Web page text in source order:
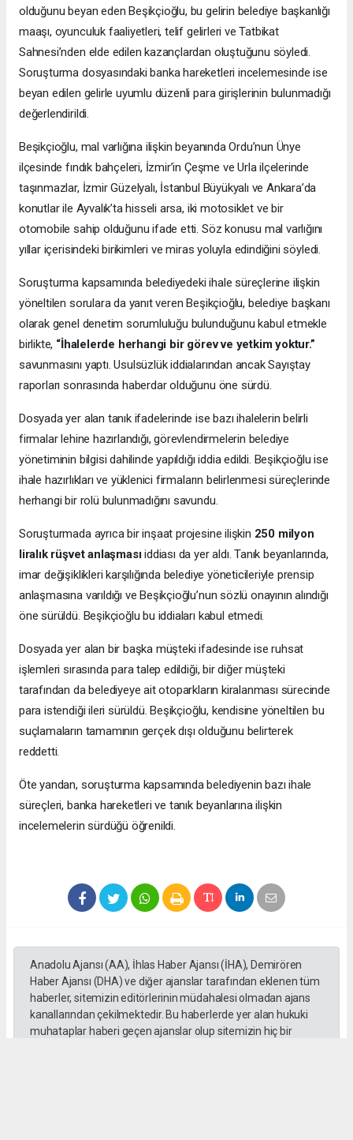
olduğunu beyan eden Beşikçioğlu, bu gelirin belediye başkanlığı
maaşı, oyunculuk faaliyetleri, telif gelirleri ve Tatbikat
Sahnesi’nden elde edilen kazançlardan oluştuğunu söyledi.
Soruşturma dosyasındaki banka hareketleri incelemesinde ise
beyan edilen gelirle uyumlu düzenli para girişlerinin bulunmadığı
değerlendirildi.
Beşikçioğlu, mal varlığına ilişkin beyanında Ordu’nun Ünye
ilçesinde fındık bahçeleri, İzmir’in Çeşme ve Urla ilçelerinde
taşınmazlar, İzmir Güzelyalı, İstanbul Büyükyalı ve Ankara’da
konutlar ile Ayvalık’ta hisseli arsa, iki motosiklet ve bir
otomobile sahip olduğunu ifade etti. Söz konusu mal varlığını
yıllar içerisindeki birikimleri ve miras yoluyla edindiğini söyledi.
Soruşturma kapsamında belediyedeki ihale süreçlerine ilişkin
yöneltilen sorulara da yanıt veren Beşikçioğlu, belediye başkanı
olarak genel denetim sorumluluğu bulunduğunu kabul etmekle
birlikte, “İhalelerde herhangi bir görev ve yetkim yoktur.”
savunmasını yaptı. Usulsüzlük iddialarından ancak Sayıştay
raporları sonrasında haberdar olduğunu öne sürdü.
Dosyada yer alan tanık ifadelerinde ise bazı ihalelerin belirli
firmalar lehine hazırlandığı, görevlendirmelerin belediye
yönetiminin bilgisi dahilinde yapıldığı iddia edildi. Beşikçioğlu ise
ihale hazırlıkları ve yüklenici firmaların belirlenmesi süreçlerinde
herhangi bir rolü bulunmadığını savundu.
Soruşturmada ayrıca bir inşaat projesine ilişkin 250 milyon
liralık rüşvet anlaşmasıiddiası da yer aldı. Tanık beyanlarında,
imar değişiklikleri karşılığında belediye yöneticileriyle prensip
anlaşmasına varıldığı ve Beşikçioğlu’nun sözlü onayının alındığı
öne sürüldü. Beşikçioğlu bu iddiaları kabul etmedi.
Dosyada yer alan bir başka müşteki ifadesinde ise ruhsat
işlemleri sırasında para talep edildiği, bir diğer müşteki
tarafından da belediyeye ait otoparkların kiralanması sürecinde
para istendiği ileri sürüldü. Beşikçioğlu, kendisine yöneltilen bu
suçlamaların tamamının gerçek dışı olduğunu belirterek
reddetti.
Öte yandan, soruşturma kapsamında belediyenin bazı ihale
süreçleri, banka hareketleri ve tanık beyanlarına ilişkin
incelemelerin sürdüğü öğrenildi.
Anadolu Ajansı (AA), İhlas Haber Ajansı (İHA), Demirören
Haber Ajansı (DHA) ve diğer ajanslar tarafından eklenen tüm
haberler, sitemizin editörlerinin müdahalesi olmadan ajans
kanallarından çekilmektedir. Bu haberlerde yer alan hukuki
muhataplar haberi geçen ajanslar olup sitemizin hiç bir